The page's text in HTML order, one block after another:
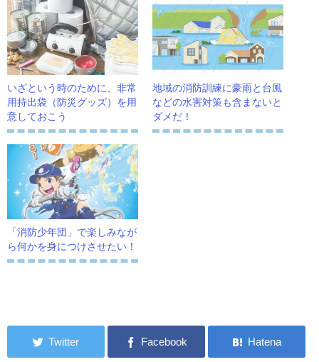
いざという時のために、非常
用持出袋（防災グッズ）を用
意しておこう
地域の消防訓練に豪雨と台風
などの水害対策も含まないと
ダメだ！
「消防少年団」で楽しみなが
ら何かを身につけさせたい！